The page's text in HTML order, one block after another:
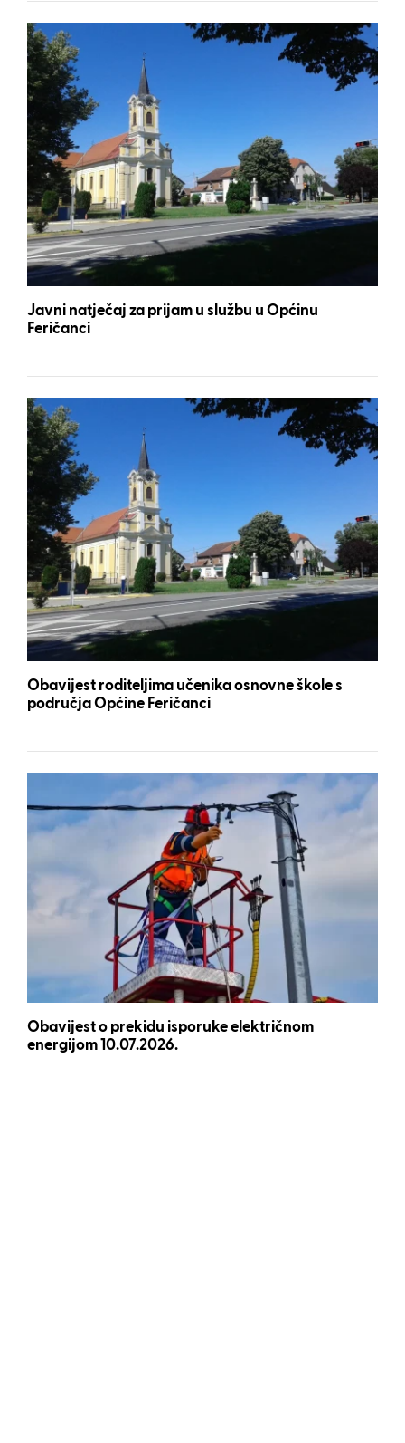
Javni natječaj za prijam u službu u Općinu
Feričanci
Obavijest roditeljima učenika osnovne škole s
područja Općine Feričanci
Obavijest o prekidu isporuke električnom
energijom 10.07.2026.